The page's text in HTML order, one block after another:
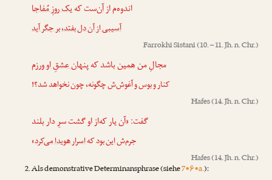
اندوه‌م ازآن‌ست کهیک روزِ مُفاجا
آسیبی از آن دل بفتد، بر جگر آید
Farrokhi Sistani(10. – 11. Jh. n. Chr.)
مجالِ منهمینباشد کهپنهان عشقِ او ورزم
کنار و بوس و آغوش‌ش چگونه، چون نخواهد شد؟!
Hafes(14. Jh. n. Chr.)
گفت: «آن یار که‌از او گشت سرِ دار بلند
جرم‌شاینبود کهاسرار هویدا می‌کرد»
Hafes(14. Jh. n. Chr.)
Als demonstrative Determinansphrase (siehe7•۶•a.):